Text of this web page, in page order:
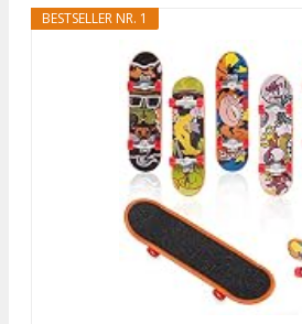
BESTSELLER NR. 1